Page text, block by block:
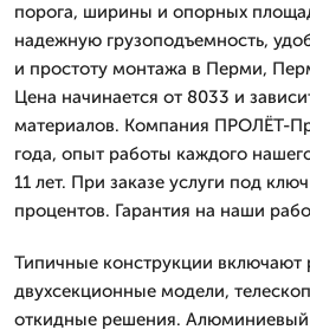
порога, ширины и опорных
надежную грузоподъемность,
и простоту монтажа в Перми,
Цена начинается от 8033 и
материалов. Компания ПРОЛЁТ-
года, опыт работы каждого
11 лет. При заказе услуги под
процентов. Гарантия на наши
Типичные конструкции включают
двухсекционные модели,
откидные решения. Алюминиевый